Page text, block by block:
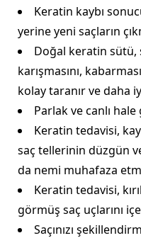
Keratin kaybı
yerine yeni saçların
Doğal keratin sütü,
karışmasını,
kolay taranır ve daha
Parlak ve canlı hale
Keratin tedavisi,
saç tellerinin düzgün
da nemi muhafaza
Keratin tedavisi,
görmüş saç uçlarını
Saçınızı